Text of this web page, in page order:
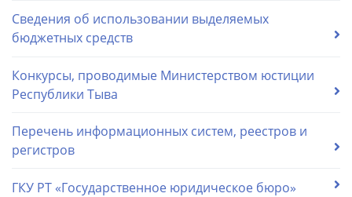
Сведения об использовании выделяемых
бюджетных средств
Конкурсы, проводимые Министерством юстиции
Республики Тыва
Перечень информационных систем, реестров и
регистров
ГКУ РТ «Государственное юридическое бюро»